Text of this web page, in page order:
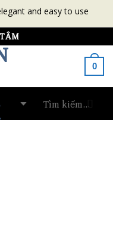
0
and easy to use